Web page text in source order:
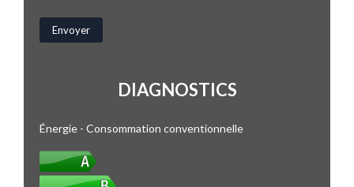
DIAGNOSTICS
Énergie - Consommation conventionnelle